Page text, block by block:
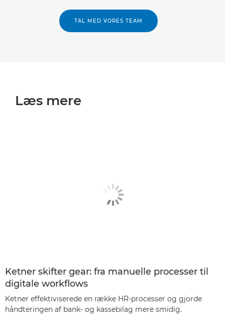
TAL MED VORES TEAM
Læs mere
Ketner skifter gear: fra manuelle processer til
digitale workflows
Ketner effektiviserede en række HR-processer og gjorde
håndteringen af bank- og kassebilag mere smidig.